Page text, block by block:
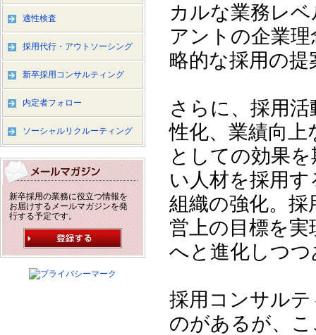
カルな業務レ
アントの企業
略的な採用の
さらに、採用
性化、業績向
としての効果
い人材を採用
組織の強化。
営上の目標を
へと進化しつ
採用コンサル
のがあるが、
適性検査
採用代行・アウトソーシング
新卒採用コンサルティング
内定者フォロー
ソーシャルリクルーティング
新卒採用の業務に役立つ情報を
お届けするメールマガジンを発
行する予定です。